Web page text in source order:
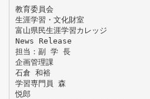
教育委員会
生涯学習・文化財室
富山県民生涯学習カレッジ
News Release
担当：副 学 長
企画管理課
石倉 和裕
学習専門員 森
悦郎